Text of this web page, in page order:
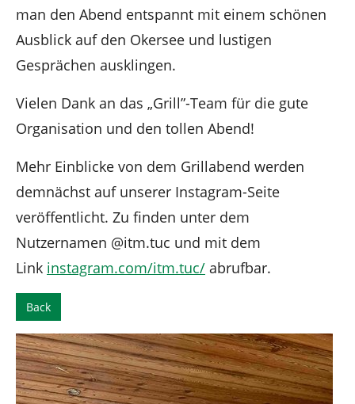
man den Abend entspannt mit einem schönen
Ausblick auf den Okersee und lustigen
Gesprächen ausklingen.
Vielen Dank an das „Grill”-Team für die gute
Organisation und den tollen Abend!
Mehr Einblicke von dem Grillabend werden
demnächst auf unserer Instagram-Seite
veröffentlicht. Zu finden unter dem
Nutzernamen @itm.tuc und mit dem
Link instagram.com/itm.tuc/ abrufbar.
Back